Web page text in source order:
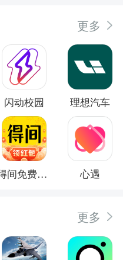
更多
闪动校园 理想汽车
得间免费小说 心遇
更多